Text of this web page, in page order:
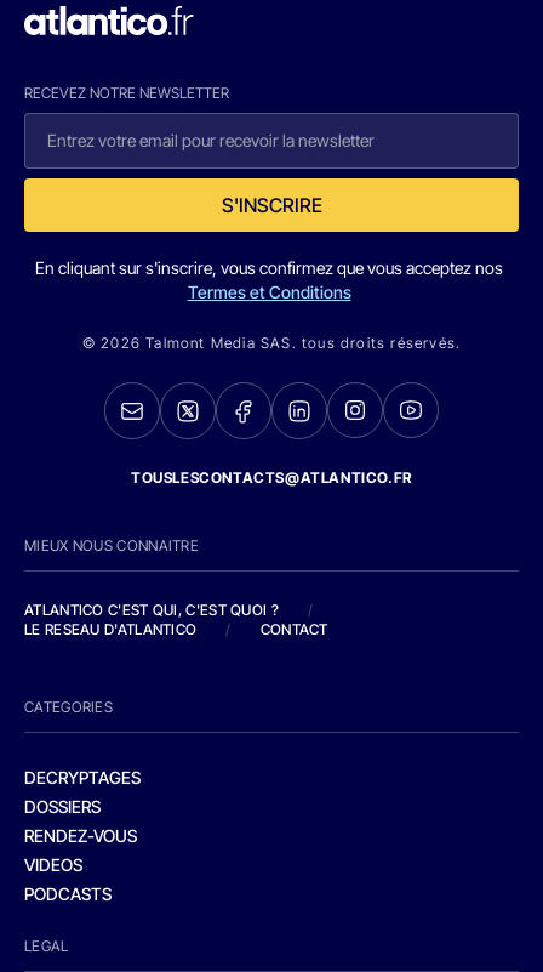
RECEVEZ NOTRE NEWSLETTER
S'INSCRIRE
En cliquant sur s'inscrire, vous confirmez que vous acceptez nos
Termes et Conditions
© 2026 Talmont Media SAS. tous droits réservés.
TOUSLESCONTACTS@ATLANTICO.FR
MIEUX NOUS CONNAITRE
ATLANTICO C'EST QUI, C'EST QUOI ?
/
LE RESEAU D'ATLANTICO
/ CONTACT
CATEGORIES
DECRYPTAGES
DOSSIERS
RENDEZ-VOUS
VIDEOS
PODCASTS
LEGAL